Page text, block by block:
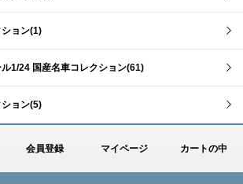
ョン(1)
1/24 国産名車コレクション(61)
ョン(5)
会員登録 マイページ カートの中